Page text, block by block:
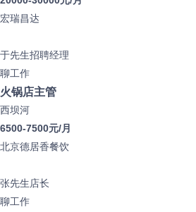
宏瑞昌达
于先生招聘经理
聊工作
火锅店主管
西坝河
6500-7500元/月
北京德居香餐饮
张先生店长
聊工作